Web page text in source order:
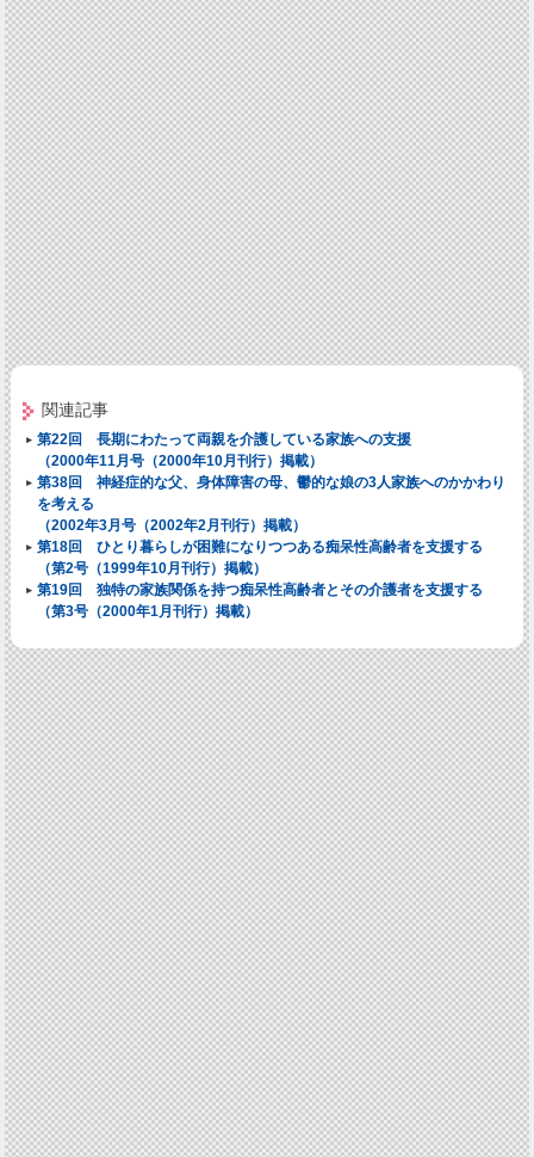
関連記事
第22回 長期にわたって両親を介護している家族への支援
（2000年11月号（2000年10月刊行）掲載）
第38回 神経症的な父、身体障害の母、鬱的な娘の3人家族へのかかわり
を考える
（2002年3月号（2002年2月刊行）掲載）
第18回 ひとり暮らしが困難になりつつある痴呆性高齢者を支援する
（第2号（1999年10月刊行）掲載）
第19回 独特の家族関係を持つ痴呆性高齢者とその介護者を支援する
（第3号（2000年1月刊行）掲載）